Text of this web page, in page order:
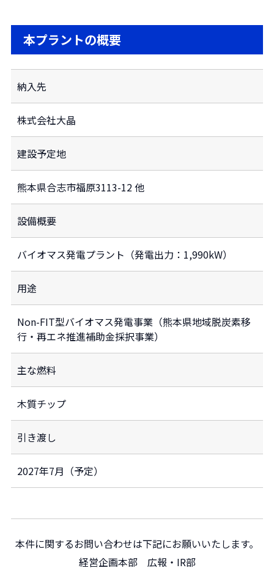
本プラントの概要
納入先
株式会社大晶
建設予定地
熊本県合志市福原3113-12 他
設備概要
バイオマス発電プラント（発電出力：1,990kW）
用途
Non-FIT型バイオマス発電事業（熊本県地域脱炭素移
行・再エネ推進補助金採択事業）
主な燃料
木質チップ
引き渡し
2027年7月（予定）
本件に関するお問い合わせは下記にお願いいたします。
経営企画本部 広報・IR部